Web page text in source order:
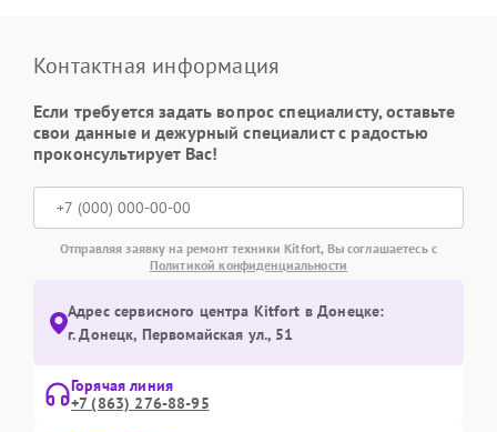
Контактная информация
Если требуется задать вопрос специалисту, оставьте
свои данные и дежурный специалист с радостью
проконсультирует Вас!
Отправляя заявку на ремонт техники Kitfort, Вы соглашаетесь с
Политикой конфиденциальности
Адрес сервисного центра Kitfort в Донецке:
г. Донецк, Первомайская ул., 51
Горячая линия
+7 (863) 276-88-95